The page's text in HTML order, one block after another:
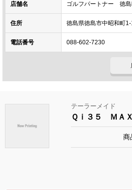
店舗名 ゴルフパートナー 徳
住所 徳島県徳島市中昭和町1-
電話番号 088-602-7230
テーラーメイド
Ｑｉ３５ ＭＡ
商